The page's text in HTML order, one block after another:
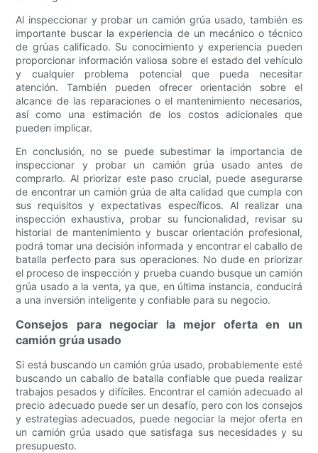
Al inspeccionar y probar un camión grúa usado, también es
importante buscar la experiencia de un mecánico o técnico
de grúas calificado. Su conocimiento y experiencia pueden
proporcionar información valiosa sobre el estado del vehículo
y cualquier problema potencial que pueda necesitar
atención. También pueden ofrecer orientación sobre el
alcance de las reparaciones o el mantenimiento necesarios,
así como una estimación de los costos adicionales que
pueden implicar.
En conclusión, no se puede subestimar la importancia de
inspeccionar y probar un camión grúa usado antes de
comprarlo. Al priorizar este paso crucial, puede asegurarse
de encontrar un camión grúa de alta calidad que cumpla con
sus requisitos y expectativas específicos. Al realizar una
inspección exhaustiva, probar su funcionalidad, revisar su
historial de mantenimiento y buscar orientación profesional,
podrá tomar una decisión informada y encontrar el caballo de
batalla perfecto para sus operaciones. No dude en priorizar
el proceso de inspección y prueba cuando busque un camión
grúa usado a la venta, ya que, en última instancia, conducirá
a una inversión inteligente y confiable para su negocio.
Consejos para negociar la mejor oferta en un
camión grúa usado
Si está buscando un camión grúa usado, probablemente esté
buscando un caballo de batalla confiable que pueda realizar
trabajos pesados ​​y difíciles. Encontrar el camión adecuado al
precio adecuado puede ser un desafío, pero con los consejos
y estrategias adecuados, puede negociar la mejor oferta en
un camión grúa usado que satisfaga sus necesidades y su
presupuesto.